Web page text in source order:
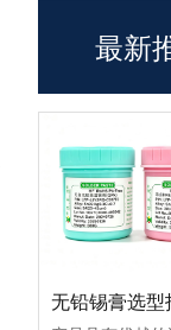
最新
无铅锡膏选型